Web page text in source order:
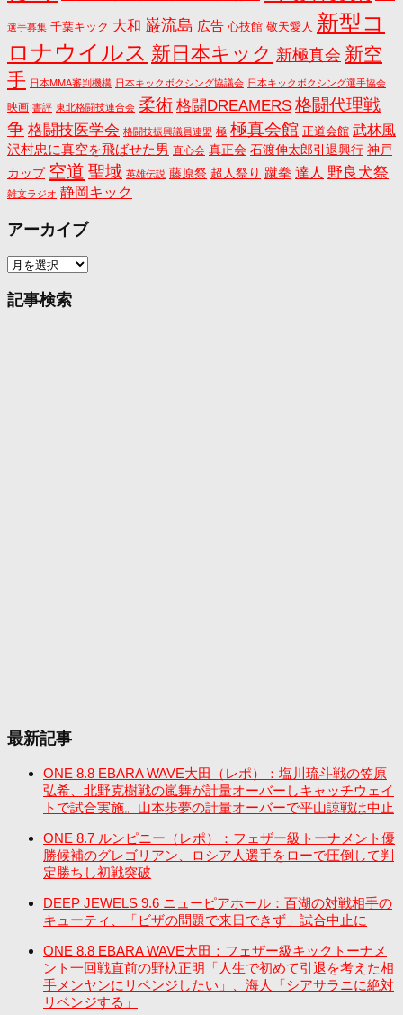
選手募集 千葉キック 大和 巌流島 広告 心技館 敬天愛人 新型コ
ロナウイルス 新日本キック 新極真会 新空
手 日本MMA審判機構 日本キックボクシング協議会 日本キックボクシング選手協会
映画 書評 東北格闘技連合会 柔術 格闘DREAMERS 格闘代理戦
争 格闘技医学会 格闘技振興議員連盟 極 極真会館 正道会館 武林風
沢村忠に真空を飛ばせた男 直心会 真正会 石渡伸太郎引退興行 神戸
カップ 空道 聖域 英雄伝説 藤原祭 超人祭り 蹴拳 達人 野良犬祭
雑文ラジオ 静岡キック
アーカイブ
ア
カ
記事検索
最新記事
ONE 8.8 EBARA WAVE大田（レポ）：塩川琉斗戦の笠原
弘希、北野克樹戦の嵐舞が計量オーバーしキャッチウェイ
トで試合実施。山本歩夢の計量オーバーで平山諒戦は中止
ONE 8.7 ルンピニー（レポ）：フェザー級トーナメント優
勝候補のグレゴリアン、ロシア人選手をローで圧倒して判
定勝ちし初戦突破
DEEP JEWELS 9.6 ニューピアホール：百湖の対戦相手の
キューティ、「ビザの問題で来日できず」試合中止に
ONE 8.8 EBARA WAVE大田：フェザー級キックトーナメ
ント一回戦直前の野杁正明「人生で初めて引退を考えた相
手メンヤンにリベンジしたい」、海人「シアサラニに絶対
リベンジする」